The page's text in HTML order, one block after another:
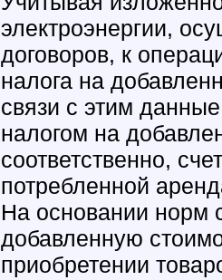
электроэнергии,
договоров, к
налога на
связи с этим
налогом на
соответственно,
потребленной
На основании норм
добавленную
приобретении